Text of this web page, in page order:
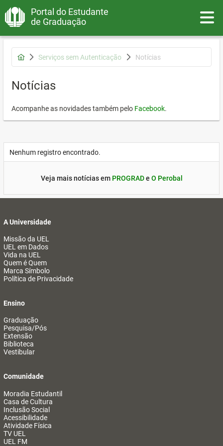
Portal do Estudante
de Graduação
Serviços sem Autenticação Notícias
Notícias
Acompanhe as novidades também pelo Facebook.
Nenhum registro encontrado.
Veja mais notícias em PROGRADe O Perobal
A Universidade
Missão da UEL
UEL em Dados
Vida na UEL
Quem é Quem
Marca Símbolo
Política de Privacidade
Ensino
Graduação
Pesquisa/Pós
Extensão
Biblioteca
Vestibular
Comunidade
Moradia Estudantil
Casa de Cultura
Inclusão Social
Acessibilidade
Atividade Física
TV UEL
UEL FM